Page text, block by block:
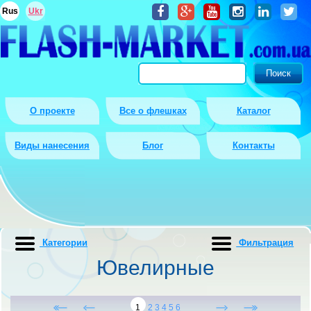
О проекте Все о флешках Каталог
Виды нанесения Блог Контакты
Rus Ukr
Ювелирные
1 2 3 4 5 6
Категории Фильтрация